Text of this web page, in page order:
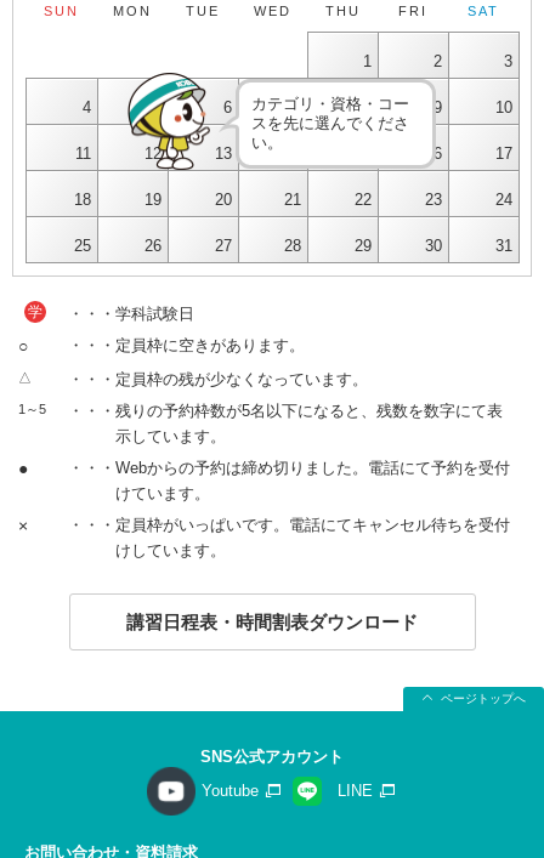
SUN MON TUE WED THU FRI SAT
1 2 3
4 5 6 7 8 9 10
11 12 13 16 17
18 19 20 21 22 23 24
25 26 27 28 29 30 31
カテゴリ・資格・コー
スを先に選んでくださ
い。
学 ・・・学科試験日
○ ・・・定員枠に空きがあります。
△ ・・・定員枠の残が少なくなっています。
1～5
・・・残りの予約枠数が5名以下になると、残数を数字にて表
示しています。
●
・・・Webからの予約は締め切りました。電話にて予約を受付
けています。
×
・・・定員枠がいっぱいです。電話にてキャンセル待ちを受付
けしています。
講習日程表・時間割表ダウンロード
ページトップへ
SNS公式アカウント
Youtube
LINE
お問い合わせ・資料請求